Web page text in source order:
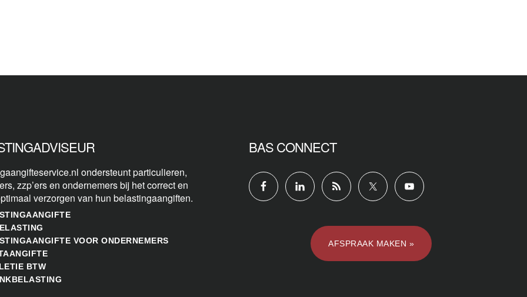
ondersteunt particulieren,
zzp’ers en ondernemers bij het correct en
verzorgen van hun belastingaangiften.
VOOR ONDERNEMERS
BTW
BAS CONNECT
AFSPRAAK MAKEN »